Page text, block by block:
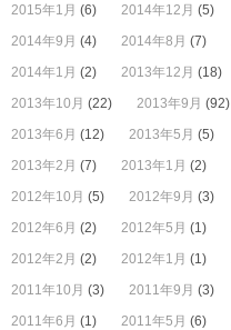
2015年1月 (6) 2014年12月 (5)
2014年9月 (4) 2014年8月 (7)
2014年1月 (2) 2013年12月 (18)
2013年10月 (22) 2013年9月 (92)
2013年6月 (12) 2013年5月 (5)
2013年2月 (7) 2013年1月 (2)
2012年10月 (5) 2012年9月 (3)
2012年6月 (2) 2012年5月 (1)
2012年2月 (2) 2012年1月 (1)
2011年10月 (3) 2011年9月 (3)
2011年6月 (1) 2011年5月 (6)